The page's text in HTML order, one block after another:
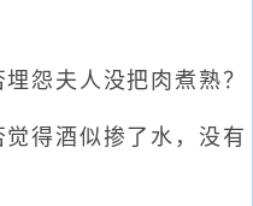
夫人没把肉煮熟？
得酒似掺了水，没有